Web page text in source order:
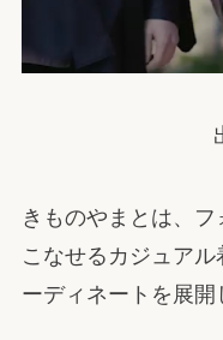
きものやまとは、
こなせるカジュア
ーディネートを展開